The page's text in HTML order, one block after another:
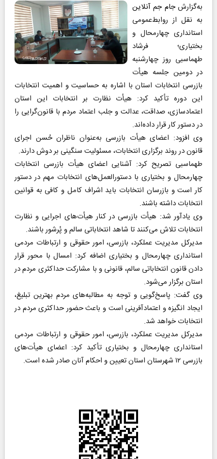
به‌گزارشجام جم آنلاین
به نقل از روابط‌عمومی
استانداری چهارمحال و
بختیاری؛ فرشاد
طهماسبی روز چهارشنبه
در دومین جلسه هیأت
بازرسی انتخابات استان با اشاره به حساسیت و اهمیت انتخابات
این دوره تأکید کرد: هیأت نظارت بر انتخابات این استان
اعتمادسازی، صداقت، عدالت و جلب اعتماد مردم با قانون‌گرایی را
در دستور کار قرار داده‌اند.
وی افزود: اعضای هیأت بازرسی به‌عنوان ناظران حُسن اجرای
قانون در روند برگزاری انتخابات، مسئولیت سنگینی بر دوش دارند.
طهماسبی تصریح کرد: آشنایی اعضای هیأت بازرسی انتخابات
چهارمحال و بختیاری با دستورالعمل‌های انتخابات مهم در دستور
کار است و بازرسان انتخابات باید اشراف کامل و کافی به قوانین
انتخابات داشته باشند.
وی یادآور شد: هیأت بازرسی در کنار هیأت‌های اجرایی و نظارت
انتخابات تلاش می‌کنند تا شاهد انتخاباتی سالم و پُرشور باشند.
مدیرکل مدیریت عملکرد، بازرسی، امور حقوقی و ارتباطات مردمی
استانداری چهارمحال و بختیاری اضافه کرد: امسال با محور قرار
دادن قانون انتخاباتی سالم، قانونی و با مشارکت حداکثری مردم در
استان برگزار می‌شود.
وی گفت: پاسخ‌گویی و توجه به مطالبه‌های مردم بهترین تبلیغ،
ایجاد انگیزه و اعتمادآفرینی است و باعث حضور حداکثری مردم در
انتخابات خواهد شد.
مدیرکل مدیریت عملکرد، بازرسی، امور حقوقی و ارتباطات مردمی
استانداری چهارمحال و بختیاری تأکید کرد: اعضای هیأت‌های
بازرسی ۱۲ شهرستان استان تعیین و احکام آنان صادر شده است.